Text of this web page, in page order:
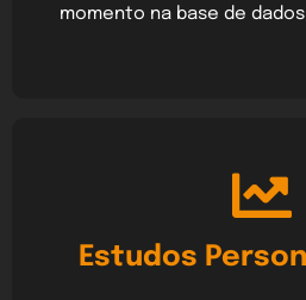
momento na base de
Estudos